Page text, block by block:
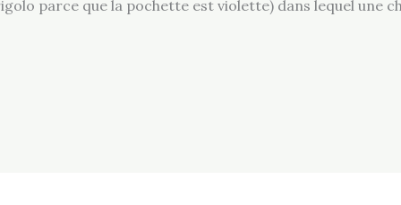
parce que la pochette est violette) dans lequel une